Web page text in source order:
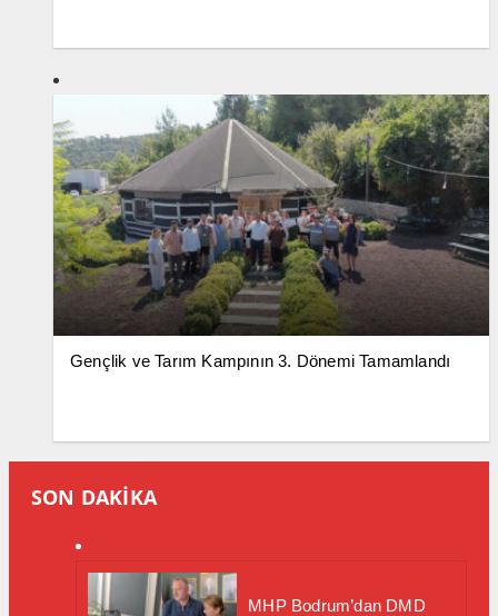
Gençlik ve Tarım Kampının 3. Dönemi Tamamlandı
SON DAKİKA
MHP Bodrum’dan DMD